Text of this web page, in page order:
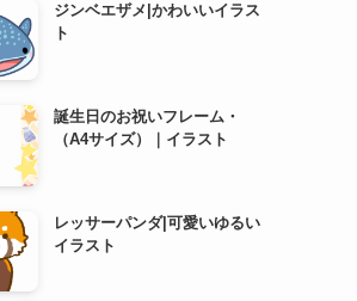
ジンベエザメ|かわいいイラス
ト
誕生日のお祝いフレーム・
（A4サイズ）｜イラスト
レッサーパンダ|可愛いゆるい
イラスト